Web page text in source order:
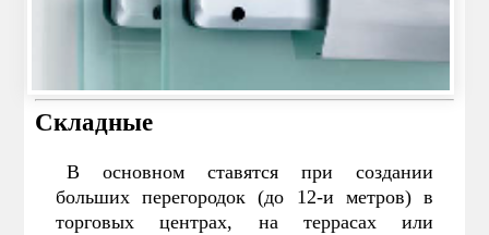
Складные
В основном ставятся при создании
больших перегородок (до 12-и метров) в
торговых центрах, на террасах или